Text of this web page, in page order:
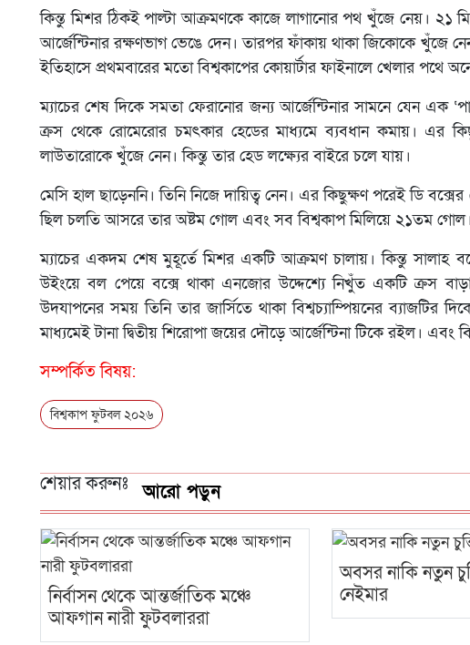
কিন্তু মিশর ঠিকই পাল্টা আক্রমণকে কাজে লাগানোর পথ খুঁজে নেয়। ২১
আর্জেন্টিনার রক্ষণভাগ ভেঙে দেন। তারপর ফাঁকায় থাকা জিকোকে খুঁজে
ইতিহাসে প্রথমবারের মতো বিশ্বকাপের কোয়ার্টার ফাইনালে খেলার পথে
ম্যাচের শেষ দিকে সমতা ফেরানোর জন্য আর্জেন্টিনার সামনে যেন এক
ক্রস থেকে রোমেরোর চমৎকার হেডের মাধ্যমে ব্যবধান কমায়। এর
লাউতারোকে খুঁজে নেন। কিন্তু তার হেড লক্ষ্যের বাইরে চলে যায়।
মেসি হাল ছাড়েননি। তিনি নিজে দায়িত্ব নেন। এর কিছুক্ষণ পরেই ডি
ছিল চলতি আসরে তার অষ্টম গোল এবং সব বিশ্বকাপ মিলিয়ে ২১তম গোল।
ম্যাচের একদম শেষ মুহূর্তে মিশর একটি আক্রমণ চালায়। কিন্তু সালাহ
উইংয়ে বল পেয়ে বক্সে থাকা এনজোর উদ্দেশ্যে নিখুঁত একটি ক্রস
উদযাপনের সময় তিনি তার জার্সিতে থাকা বিশ্বচ্যাম্পিয়নের
মাধ্যমেই টানা দ্বিতীয় শিরোপা জয়ের দৌড়ে আর্জেন্টিনা টিকে রইল।
সম্পর্কিত বিষয়:
বিশ্বকাপ ফুটবল ২০২৬
শেয়ার করুনঃ আরো পড়ুন
নির্বাসন থেকে আন্তর্জাতিক মঞ্চে
আফগান নারী ফুটবলাররা
অবসর নাকি নতুন
নেইমার